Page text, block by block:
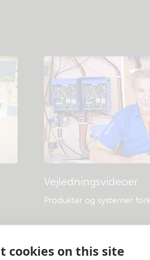
cookies on this site
Vejledningsvideoer
Produkter og systemer